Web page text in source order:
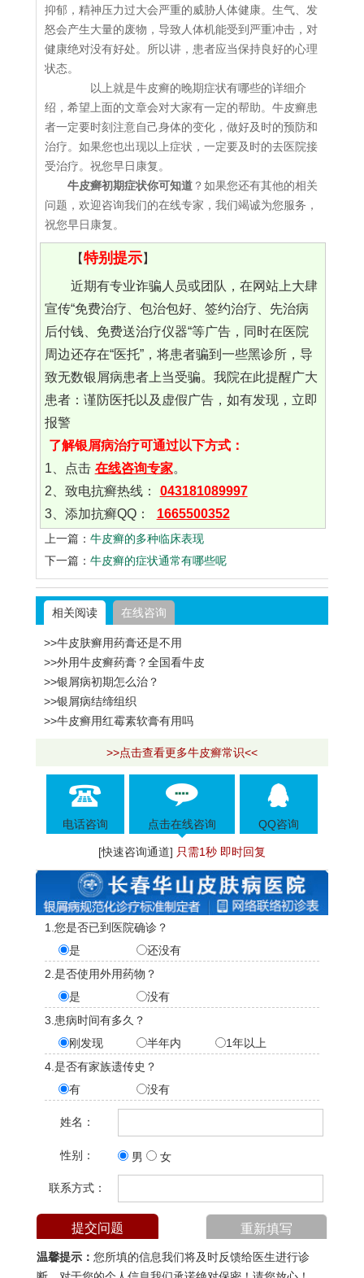
抑郁，精神压力过大会严重的威胁人体健康。生气、发
怒会产生大量的废物，导致人体机能受到严重冲击，对
健康绝对没有好处。所以讲，患者应当保持良好的心理
状态。
以上就是牛皮癣的晚期症状有哪些的详细介
绍，希望上面的文章会对大家有一定的帮助。牛皮癣患
者一定要时刻注意自己身体的变化，做好及时的预防和
治疗。如果您也出现以上症状，一定要及时的去医院接
受治疗。祝您早日康复。
牛皮癣初期症状你可知道 ？如果您还有其他的相关
问题，欢迎咨询我们的在线专家，我们竭诚为您服务，
祝您早日康复。
【特别提示】
近期有专业诈骗人员或团队，在网站上大肆
宣传“免费治疗、包治包好、签约治疗、先治病
后付钱、免费送治疗仪器“等广告，同时在医院
周边还存在“医托”，将患者骗到一些黑诊所，导
致无数银屑病患者上当受骗。我院在此提醒广大
患者：谨防医托以及虚假广告，如有发现，立即
报警
了解银屑病治疗可通过以下方式：
1、点击 在线咨询专家。
2、致电抗癣热线：
043181089997
3、添加抗癣QQ：
1665500352
上一篇： 牛皮癣的多种临床表现
下一篇： 牛皮癣的症状通常有哪些呢
相关阅读 在线咨询
>>牛皮肤癣用药膏还是不用
>>外用牛皮癣药膏？全国看牛皮
>>银屑病初期怎么治？
>>银屑病结缔组织
>>牛皮癣用红霉素软膏有用吗
>>点击查看更多牛皮癣常识<<
电话咨询 点击在线咨询 QQ咨询
[快速咨询通道] 只需1秒 即时回复
1.您是否已到医院确诊？
是
还没有
2.是否使用外用药物？
是
没有
3.患病时间有多久？
刚发现
半年内
1年以上
4.是否有家族遗传史？
有
没有
姓名：
性别： 男 女
联系方式：
温馨提示： 您所填的信息我们将及时反馈给医生进行诊